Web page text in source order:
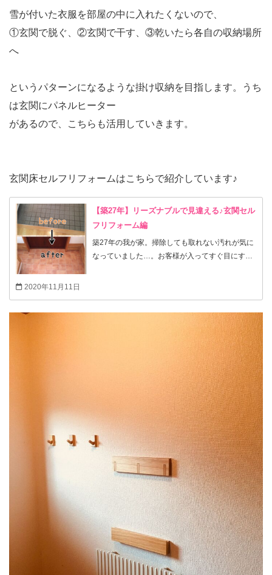
雪が付いた衣服を部屋の中に入れたくないので、
①玄関で脱ぐ、②玄関で干す、③乾いたら各自の収納場所
へ
というパターンになるような掛け収納を目指します。うち
は玄関にパネルヒーター
があるので、こちらも活用していきます。
玄関床セルフリフォームはこちらで紹介しています♪
【築27年】リーズナブルで見違える♪玄関セル
フリフォーム編
築27年の我が家。掃除しても取れない汚れが気に
なっていました…。お客様が入ってすぐ目にする
2020年11月11日